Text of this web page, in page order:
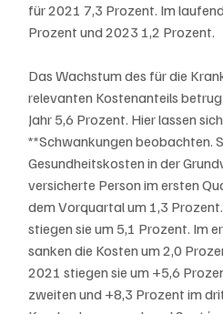
für 2021 7,3 Prozent. Im
Prozent und 2023 1,2 Prozent.
Das Wachstum des für die
relevanten Kostenanteils
Jahr 5,6 Prozent. Hier lassen
**Schwankungen beobachten.
Gesundheitskosten in der
versicherte Person im ersten
dem Vorquartal um 1,3
stiegen sie um 5,1 Prozent. Im
sanken die Kosten um 2,0
2021 stiegen sie um +5,6
zweiten und +8,3 Prozent im